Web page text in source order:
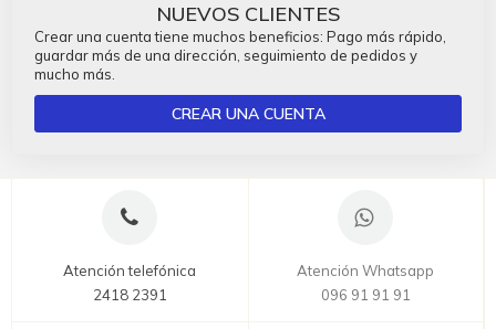
NUEVOS CLIENTES
Crear una cuenta tiene muchos beneficios: Pago más rápido,
guardar más de una dirección, seguimiento de pedidos y
mucho más.
CREAR UNA CUENTA
Atención telefónica
2418 2391
Atención Whatsapp
096 91 91 91